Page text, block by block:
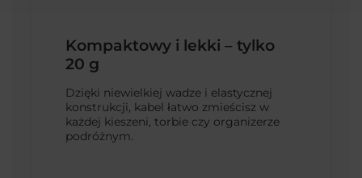
Kompaktowy i lekki – tylko
20 g
Dzięki niewielkiej wadze i elastycznej
konstrukcji, kabel łatwo zmieścisz w
każdej kieszeni, torbie czy organizerze
podróżnym.